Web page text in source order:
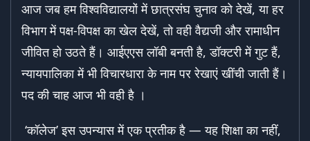
आज जब हम विश्वविद्यालयों में छात्रसंघ चुनाव को देखें, या हर
विभाग में पक्ष-विपक्ष का खेल देखें, तो वही वैद्यजी और रामाधीन
जीवित हो उठते हैं। आईएएस लॉबी बनती है, डॉक्टरी में गुट हैं,
न्यायपालिका में भी विचारधारा के नाम पर रेखाएं खींची जाती हैं।
पद की चाह आज भी वही है ।
‘कॉलेज’ इस उपन्यास में एक प्रतीक है — यह शिक्षा का नहीं,